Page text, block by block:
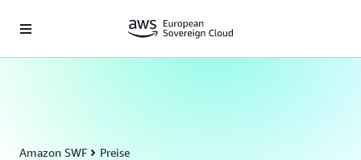
Amazon SWF Preise